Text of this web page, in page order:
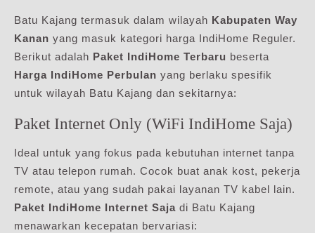
Batu Kajang termasuk dalam wilayah Kabupaten Way
Kanan yang masuk kategori harga IndiHome Reguler.
Berikut adalah Paket IndiHome Terbaru beserta
Harga IndiHome Perbulan yang berlaku spesifik
untuk wilayah Batu Kajang dan sekitarnya:
Paket Internet Only (WiFi IndiHome Saja)
Ideal untuk yang fokus pada kebutuhan internet tanpa
TV atau telepon rumah. Cocok buat anak kost, pekerja
remote, atau yang sudah pakai layanan TV kabel lain.
Paket IndiHome Internet Saja di Batu Kajang
menawarkan kecepatan bervariasi: